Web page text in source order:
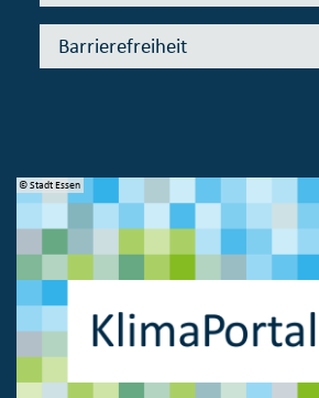
Barrierefreiheit
© Stadt Essen